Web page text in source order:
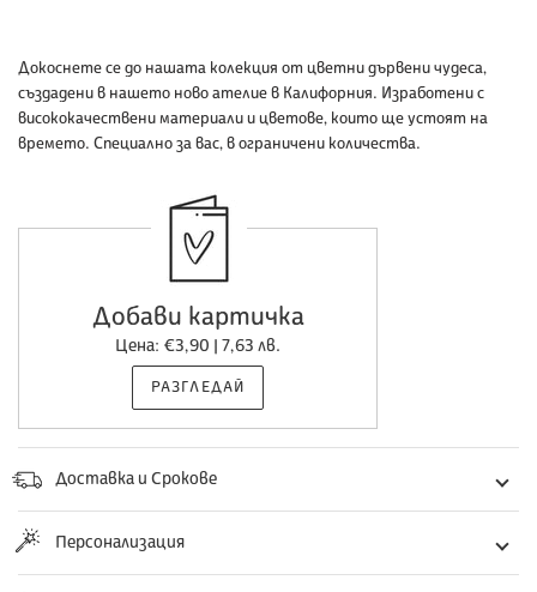
Добавяне
на
продукт
към
Докоснете се до нашата колекция от цветни дървени чудеса,
създадени в нашето ново ателие в Калифорния. Изработени с
висококачествени материали и цветове, които ще устоят на
времето. Специално за вас, в ограничени количества.
Добави картичка
Цена: €3,90 | 7,63 лв.
РАЗГЛЕДАЙ
Доставка и Срокове
Персонализация